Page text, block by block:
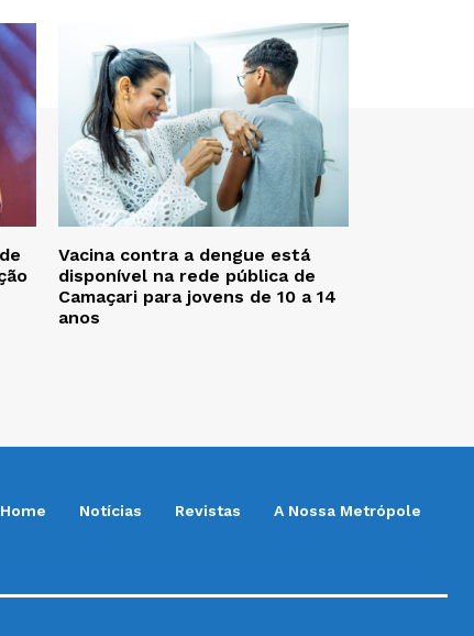
Vacina contra a dengue está
disponível na rede pública de
Camaçari para jovens de 10 a 14
anos
Home Notícias Revistas A Nossa Metrópole